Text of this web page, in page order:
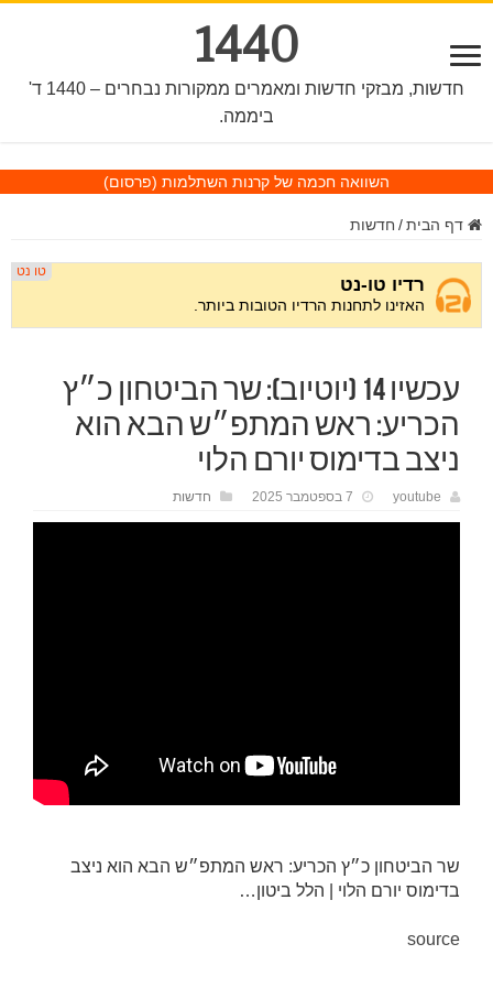
1440
חדשות, מבזקי חדשות ומאמרים ממקורות נבחרים – 1440 ד'
ביממה.
השוואה חכמה של קרנות השתלמות (פרסום)
דף הבית / חדשות
עכשיו 14 (יוטיוב): שר הביטחון כ״ץ
הכריע: ראש המתפ״ש הבא הוא
ניצב בדימוס יורם הלוי
youtube 7 בספטמבר 2025 חדשות
שר הביטחון כ״ץ הכריע: ראש המתפ״ש הבא הוא ניצב
בדימוס יורם הלוי | הלל ביטון…
source